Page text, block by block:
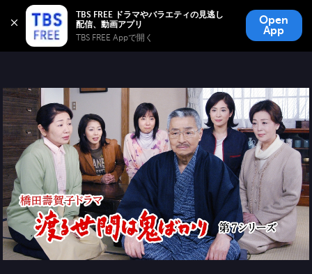
TBS FREE ドラマやバラエティの見逃し
TBS FREE Appで開く
Open
App
TBS FREE
無料見逃し配信